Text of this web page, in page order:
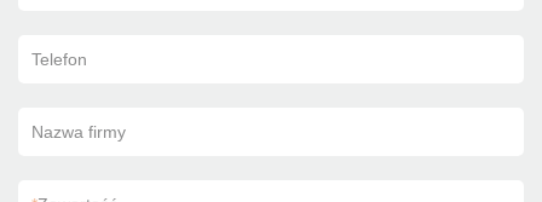
Telefon
Nazwa firmy